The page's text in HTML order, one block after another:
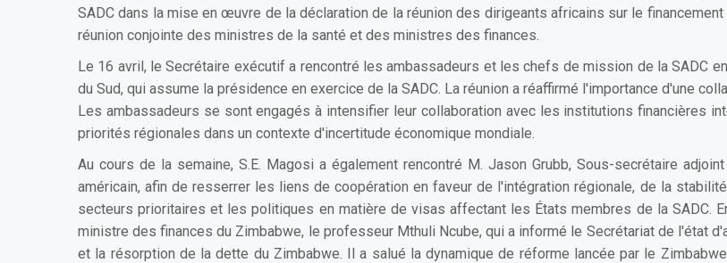
SADC dans la mise en œuvre de la déclaration de la réunion des dirigeants africains sur le
réunion conjointe des ministres de la santé et des ministres des finances.
Le 16 avril, le Secrétaire exécutif a rencontré les ambassadeurs et les chefs de mission de la SADC
du Sud, qui assume la présidence en exercice de la SADC. La réunion a réaffirmé l'importance d'une
Les ambassadeurs se sont engagés à intensifier leur collaboration avec les institutions financières
priorités régionales dans un contexte d'incertitude économique mondiale.
Au cours de la semaine, S.E. Magosi a également rencontré M. Jason Grubb, Sous-secrétaire
américain, afin de resserrer les liens de coopération en faveur de l'intégration régionale, de la
secteurs prioritaires et les politiques en matière de visas affectant les États membres de la SADC.
ministre des finances du Zimbabwe, le professeur Mthuli Ncube, qui a informé le Secrétariat de l'état
et la résorption de la dette du Zimbabwe. Il a salué la dynamique de réforme lancée par le